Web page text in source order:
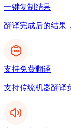
一键复制结果
翻译完成后的结果
支持免费翻译
支持传统机器翻译